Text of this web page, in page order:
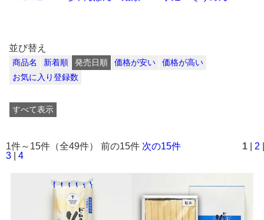
並び替え
商品名 新着順 発売日順 価格が安い
価格が高い
お気に入り登録数
すべて表示
1件～15件（全49件） 前の15件 次の15件 1 2
3
4